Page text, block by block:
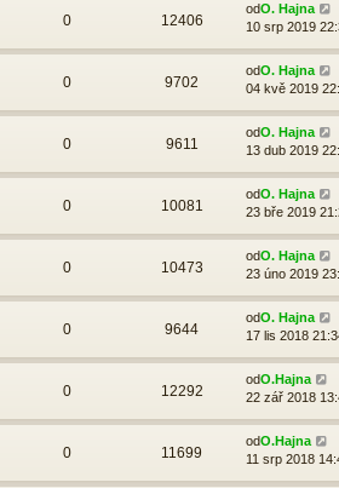
0 12406
odO. Hajna
10 srp 2019
0 9702
odO. Hajna
04 kvě 2019
0 9611
odO. Hajna
13 dub 2019
0 10081
odO. Hajna
23 bře 2019
0 10473
odO. Hajna
23 úno 2019
0 9644
odO. Hajna
17 lis 2018
0 12292
odO.Hajna
22 zář 2018
0 11699
odO.Hajna
11 srp 2018